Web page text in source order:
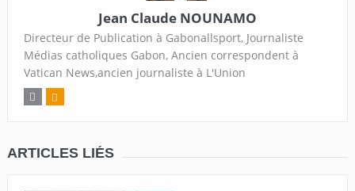
Jean Claude NOUNAMO
Directeur de Publication à Gabonallsport, Journaliste
Médias catholiques Gabon, Ancien correspondent à
Vatican News,ancien journaliste à L'Union
ARTICLES LIÉS